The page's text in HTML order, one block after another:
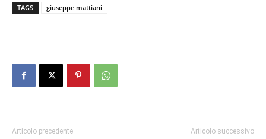
TAGS giuseppe mattiani
Articolo precedente Articolo successivo